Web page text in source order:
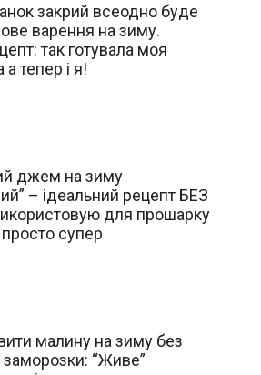
закрий всеодно буде
варення на зиму.
так готувала моя
тепер і я!
джем на зиму
– ідеальний рецепт БЕЗ
для прошарку
супер
малину на зиму без
заморозки: “Живе”